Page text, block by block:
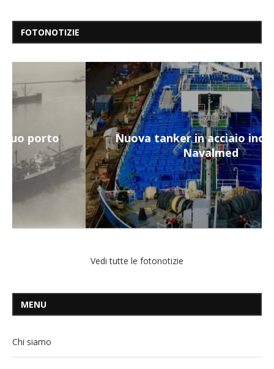
FOTONOTIZIE
Nuova tanker in acciaio inox per la
Navalmed
Vedi tutte le fotonotizie
MENU
Chi siamo